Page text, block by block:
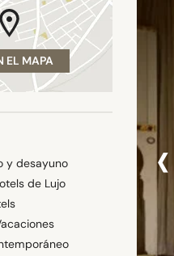
EL MAPA
y desayuno
de Lujo
‹